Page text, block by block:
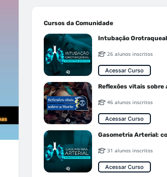
Cursos da Comunidade
26 alunos inscritos
Acessar Curso
Reflexões vitais sobre
46 alunos inscritos
Acessar Curso
Gasometria Arterial:
31 alunos inscritos
Acessar Curso